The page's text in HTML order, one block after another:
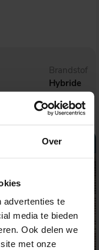
Over
advertenties te
media te bieden
Ook delen we
met onze
Brandstof
Hybride